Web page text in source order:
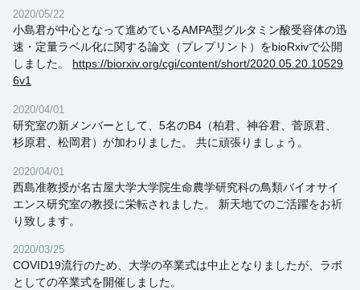
2020/05/22
小島君が中心となって進めているAMPA型グルタミン酸受容体の迅
速・定量ラベル化に関する論文（プレプリント）をbioRxivで公開
しました。 https://biorxiv.org/cgi/content/short/2020.05.20.10529
6v1
2020/04/01
研究室の新メンバーとして、5名のB4（柏君、神谷君、菅原君、
杉原君、松岡君）が加わりました。 共に頑張りましょう。
2020/04/01
西島准教授が名古屋大学大学院生命農学研究科の鳥類バイオサイ
エンス研究室の教授に栄転されました。 新天地でのご活躍をお祈
り致します。
2020/03/25
COVID19流行のため、大学の卒業式は中止となりましたが、ラボ
としての卒業式を開催しました。